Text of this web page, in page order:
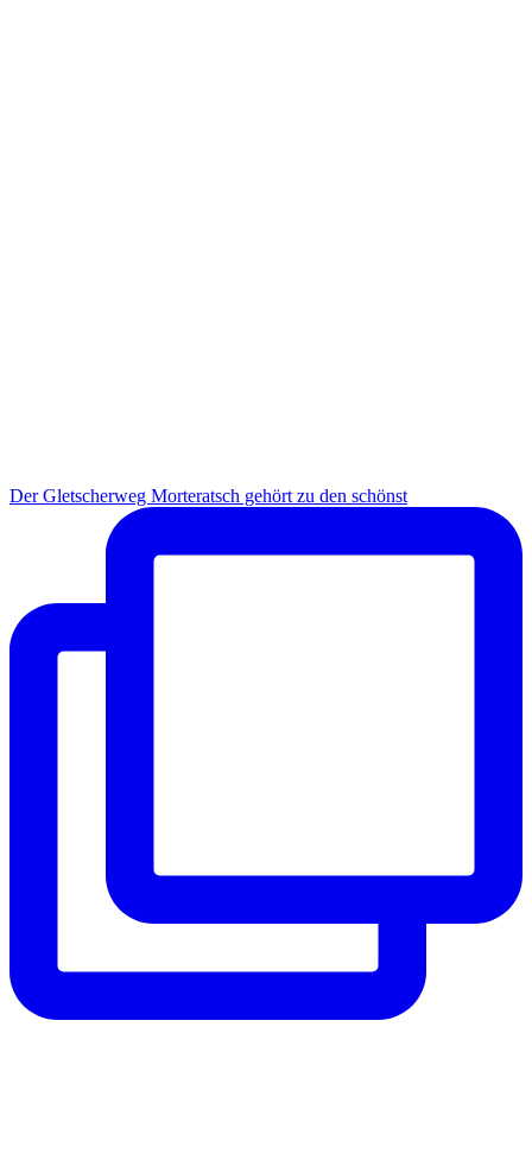
Der Gletscherweg Morteratsch gehört zu den schönst